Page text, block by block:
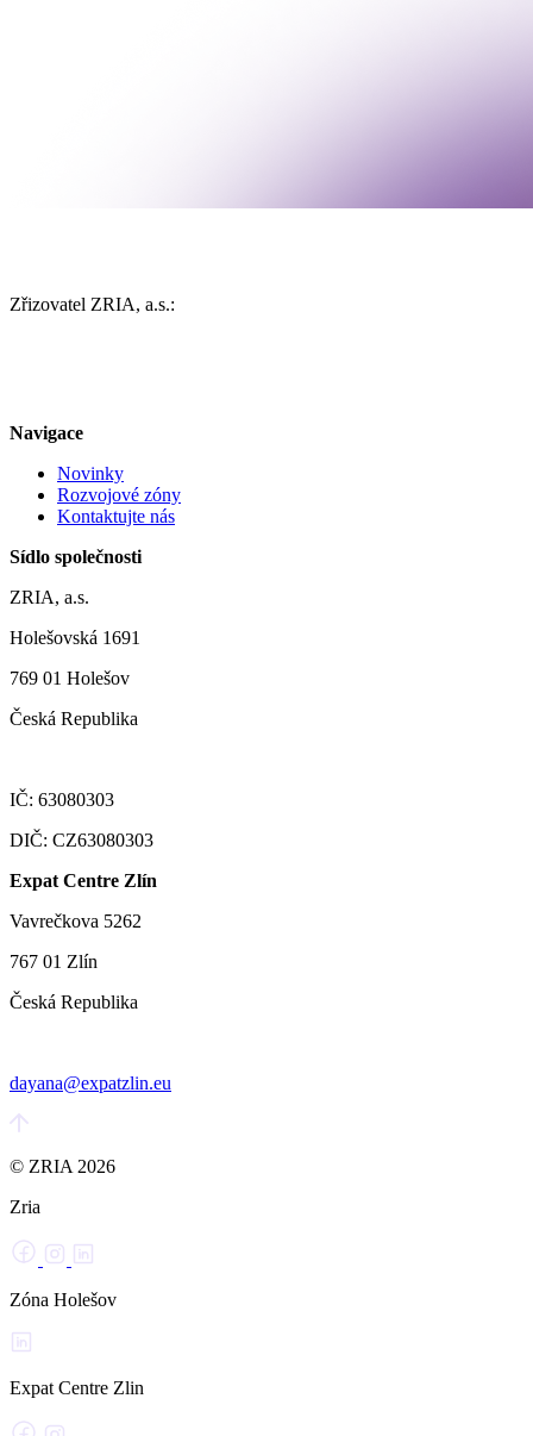
Zřizovatel ZRIA, a.s.:
Navigace
Novinky
Rozvojové zóny
Kontaktujte nás
Sídlo společnosti
ZRIA, a.s.
Holešovská 1691
769 01 Holešov
Česká Republika
IČ: 63080303
DIČ: CZ63080303
Expat Centre Zlín
Vavrečkova 5262
767 01 Zlín
Česká Republika
dayana@expatzlin.eu
© ZRIA 2026
Zria
Zóna Holešov
Expat Centre Zlin